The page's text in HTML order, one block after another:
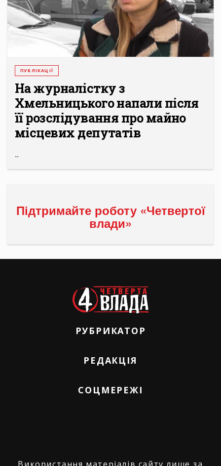
ПУБЛІКАЦІЇ
На журналістку з
Хмельницького напали після
її розслідування про майно
місцевих депутатів
...
Підтримайте роботу «Четвертої
влади»
РУБРИКАТОР
РЕДАКЦІЯ
СОЦМЕРЕЖІ